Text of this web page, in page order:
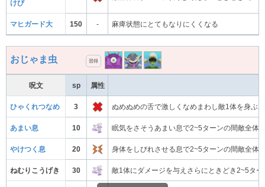
けび
マヒガード大 150 - 麻痺状態にとてもなりにくくなる
おじゃま虫 習得
呪文 sp 属性
ひゃくれつなめ 3 ぬめぬめの舌で激しくなめまわし敵1体を身ぶ
あまい息 10 眠気をさそうあまい息で2~5ターンの間敵全体
やけつく息 20 身体をしびれさせる息で2~5ターンの間敵全体
ねむりこうげき 30 敵1体にダメージを与えさらにときどき2~5ター